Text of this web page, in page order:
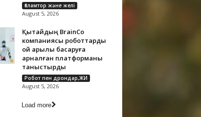
Ғаламтор және желі
August 5, 2026
Қытайдың BrainCo
компаниясы роботтарды
ой арқылы басқаруға
арналған платформаны
таныстырды
Робот пен дрондар,ЖИ
August 5, 2026
Load more